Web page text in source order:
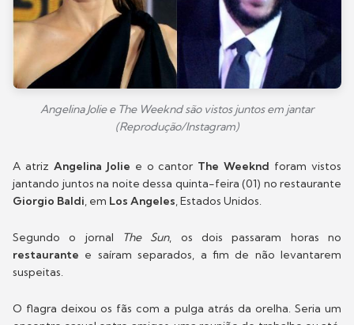
Angelina Jolie e The Weeknd são vistos juntos em jantar
(Reprodução/Instagram)
A atriz Angelina Jolie e o cantor The Weeknd foram vistos
jantando juntos na noite dessa quinta-feira (01) no restaurante
Giorgio Baldi, em Los Angeles, Estados Unidos.
Segundo o jornal The Sun, os dois passaram horas no
restaurante e saíram separados, a fim de não levantarem
suspeitas.
O flagra deixou os fãs com a pulga atrás da orelha. Seria um